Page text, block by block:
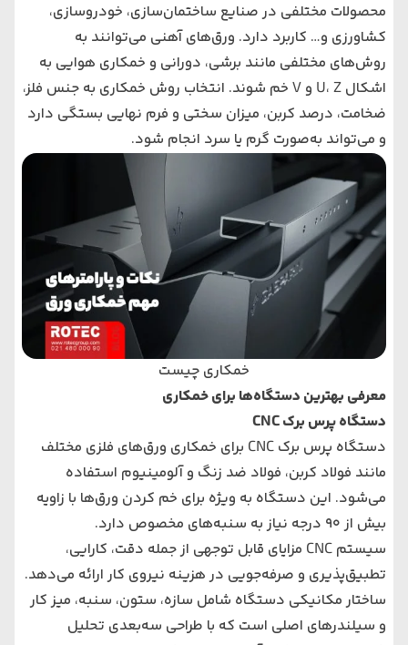
محصولات مختلفی در صنایع ساختمان‌سازی، خودروسازی،
کشاورزی و… کاربرد دارد. ورق‌های آهنی می‌توانند به
روش‌های مختلفی مانند برشی، دورانی و خمکاری هوایی به
اشکال U، Z و V خم شوند. انتخاب روش خمکاری به جنس فلز،
ضخامت، درصد کربن، میزان سختی و فرم نهایی بستگی دارد
و می‌تواند به‌صورت گرم یا سرد انجام شود.
خمکاری چیست
معرفی بهترین دستگاه‌ها برای خمکاری
دستگاه پرس برک CNC
دستگاه پرس برک CNC برای خمکاری ورق‌های فلزی مختلف
مانند فولاد کربن، فولاد ضد زنگ و آلومینیوم استفاده
می‌شود. این دستگاه به ویژه برای خم کردن ورق‌ها با زاویه
بیش از 90 درجه نیاز به سنبه‌های مخصوص دارد.
سیستم CNC مزایای قابل توجهی از جمله دقت، کارایی،
تطبیق‌پذیری و صرفه‌جویی در هزینه نیروی کار ارائه می‌دهد.
ساختار مکانیکی دستگاه شامل سازه، ستون، سنبه، میز کار
و سیلندرهای اصلی است که با طراحی سه‌بعدی تحلیل